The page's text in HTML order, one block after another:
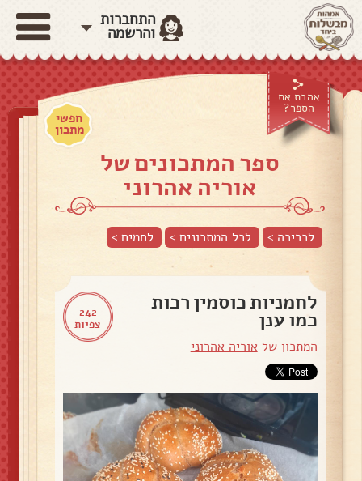
התחברות
והרשמה
אהבת את
הספר?
חפשי
מתכון
ספר המתכונים של
אוריה אהרוני
לכריכה > לכל המתכונים > לחמים>
242
צפיות
לחמניות כוסמין רכות
כמו ענן
המתכון של אוריה אהרוני